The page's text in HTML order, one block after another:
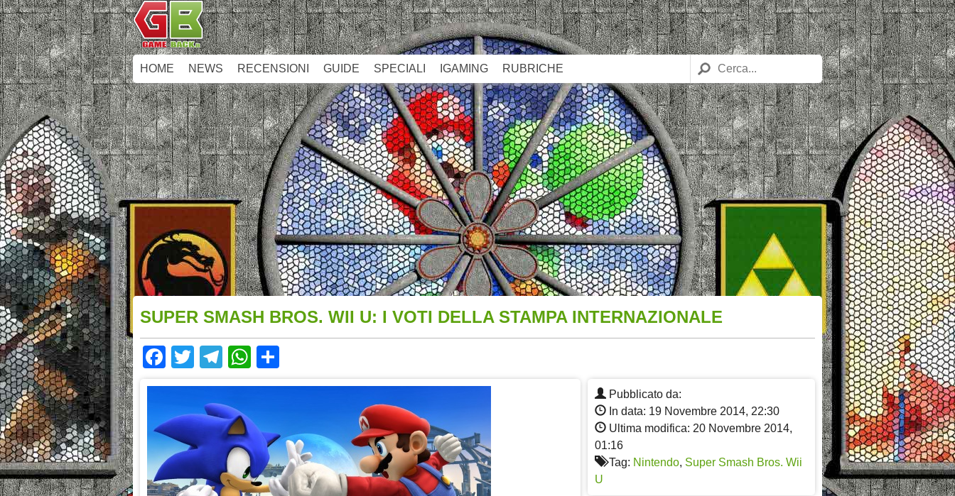
HOME NEWS RECENSIONI GUIDE SPECIALI IGAMING RUBRICHE
SUPER SMASH BROS. WII U: I VOTI DELLA STAMPA INTERNAZIONALE
Facebook
TwitterTelegram
WhatsApp
Pubblicato da:
In data: 19 Novembre 2014, 22:30
Ultima modifica: 20 Novembre 2014,
01:16
Tag: Nintendo, Super Smash Bros. Wii
U